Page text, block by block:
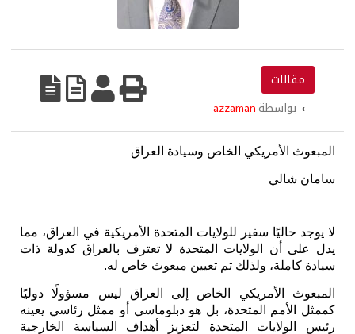
مقالات
← بواسطة azzaman
المبعوث الأمريكي الخاص وسيادة العراق
سامان شالي
لا يوجد حاليًا سفير للولايات المتحدة الأمريكية في العراق، مما
يدل على أن الولايات المتحدة لا تعترف بالعراق كدولة ذات
سيادة كاملة، ولذلك تم تعيين مبعوث خاص له.
المبعوث الأمريكي الخاص إلى العراق ليس مسؤولًا دوليًا
كممثل الأمم المتحدة، بل هو دبلوماسي أو ممثل رئاسي يعينه
رئيس الولايات المتحدة لتعزيز أهداف السياسة الخارجية